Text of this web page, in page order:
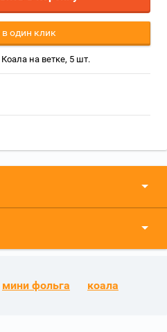
в один клик
на ветке, 5 шт.
мини фольга
коала